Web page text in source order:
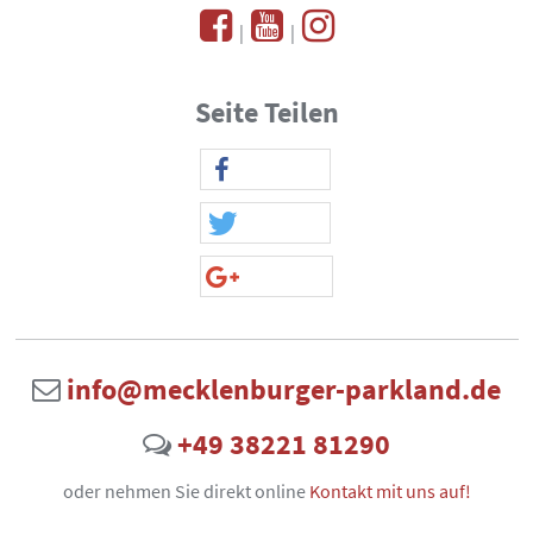
| |
Seite Teilen
info@mecklenburger-parkland.de
+49 38221 81290
oder nehmen Sie direkt online Kontakt mit uns auf!